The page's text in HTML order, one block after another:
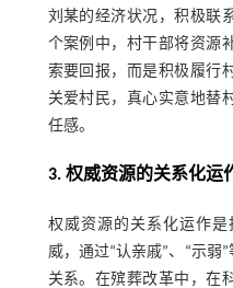
刘某的经济状况，积极联
个案例中，村干部将资源
索要回报，而是积极履行
关爱村民，真心实意地替
任感。
3. 权威资源的关系化运
权威资源的关系化运作
威，通过“认亲戚”、“示弱
关系。在殡葬改革中，在